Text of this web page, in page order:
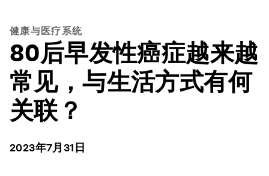
健康与医疗系统
80后早发性癌症越来越
常见，与生活方式有何
关联？
2023年7月31日